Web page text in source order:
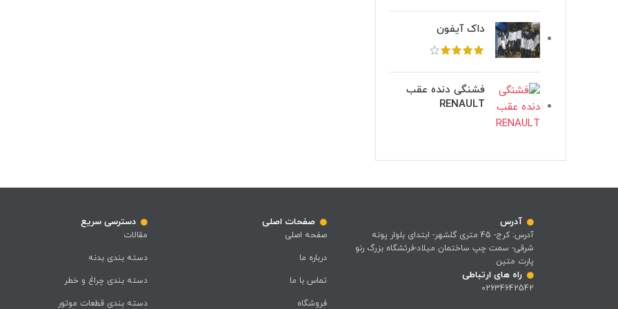
داک آیفون
فشنگی دنده عقب
RENAULT
آدرس
آدرس: کرج- 45 متری گلشهر- ابتدای بلوار پونه
شرقی- سمت چپ ساختمان میلاد-فرئشگاه بزرگ رنو
پارت متین
راه های ارتباطی
02634642542
صفحات اصلی
صفحه اصلی
درباره ما
تماس با ما
فروشگاه
دسترسی سریع
مقالات
دسته بندی بدنه
دسته بندی چراغ و خطر
دسته بندی قطعات موتور